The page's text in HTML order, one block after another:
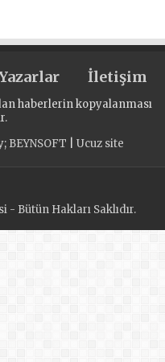
İletişim
haberlerin kopyalanması
BEYNSOFT Ucuz site
Bütün Hakları Saklıdır.